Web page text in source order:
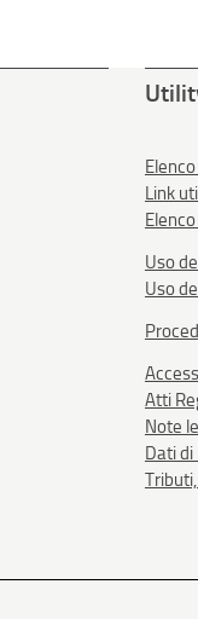
Link
Uso
Uso
Atti
Note
Dati